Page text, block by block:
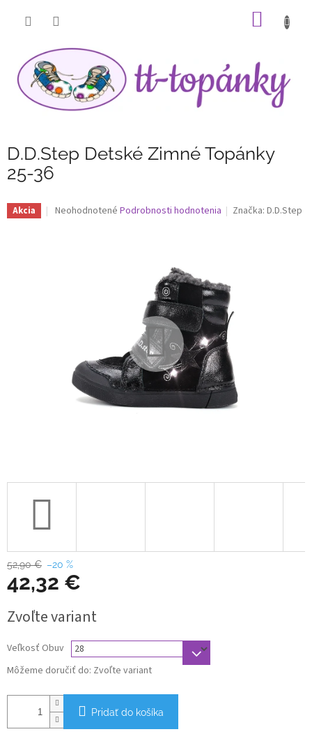
D.D.Step Detské Zimné Topánky
25-36
Akcia
Priemerné
Neohodnotené Podrobnosti hodnotenia Značka:D.D.Step
52,90 € –20 %
42,32 €
cena:
Zvoľte variant
Veľkosť Obuv
Môžeme doručiť do: Zvoľte variant
Pridať do košíka